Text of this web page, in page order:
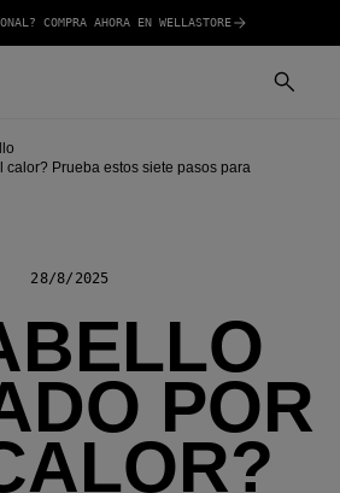
COMPRA AHORA EN WELLASTORE
Prueba estos siete pasos para
28/8/2025
POR